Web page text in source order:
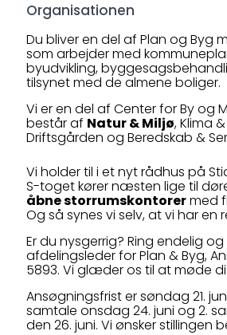
Organisationen
Du bliver en del af Plan og Byg
som arbejder med
byudvikling,
tilsynet med de almene boliger.
Vi er en del af Center for By og
består af Natur & Miljø, Klima
Driftsgården og Beredskab &
Vi holder til i et nyt rådhus på
S-toget kører næsten lige til
åbne storrumskontorermed
Og så synes vi selv, at vi har en
Er du nysgerrig? Ring endelig
afdelingsleder for Plan & Byg,
5893. Vi glæder os til at møde
Ansøgningsfrist er søndag 21.
samtale onsdag 24. juni og 2.
den 26. juni. Vi ønsker stillingen